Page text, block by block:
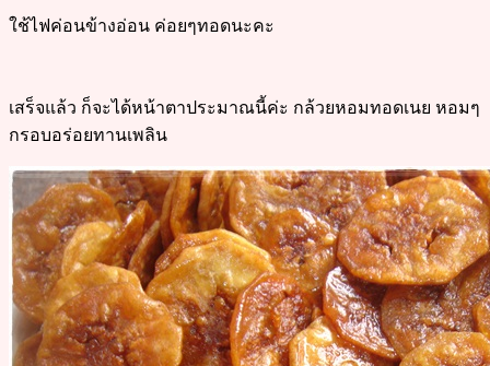
ใช้ไฟค่อนข้างอ่อน ค่อยๆทอดนะคะ
เสร็จแล้ว ก็จะได้หน้าตาประมาณนี้ค่ะ กล้วยหอมทอดเนย หอมๆ
กรอบอร่อยทานเพลิน